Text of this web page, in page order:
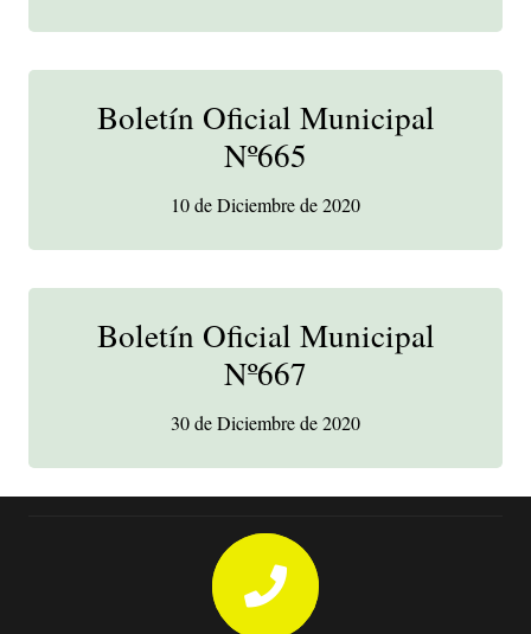
Boletín Oficial Municipal
Nº665
10 de Diciembre de 2020
Boletín Oficial Municipal
Nº667
30 de Diciembre de 2020